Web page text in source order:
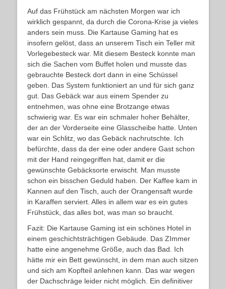
Auf das Frühstück am nächsten Morgen war ich
wirklich gespannt, da durch die Corona-Krise ja vieles
anders sein muss. Die Kartause Gaming hat es
insofern gelöst, dass an unserem Tisch ein Teller mit
Vorlegebesteck war. Mit diesem Besteck konnte man
sich die Sachen vom Buffet holen und musste das
gebrauchte Besteck dort dann in eine Schüssel
geben. Das System funktioniert an und für sich ganz
gut. Das Gebäck war aus einem Spender zu
entnehmen, was ohne eine Brotzange etwas
schwierig war. Es war ein schmaler hoher Behälter,
der an der Vorderseite eine Glasscheibe hatte. Unten
war ein Schlitz, wo das Gebäck nachrutschte. Ich
befürchte, dass da der eine oder andere Gast schon
mit der Hand reingegriffen hat, damit er die
gewünschte Gebäcksorte erwischt. Man musste
schon ein bisschen Geduld haben. Der Kaffee kam in
Kannen auf den Tisch, auch der Orangensaft wurde
in Karaffen serviert. Alles in allem war es ein gutes
Frühstück, das alles bot, was man so braucht.
Fazit: Die Kartause Gaming ist ein schönes Hotel in
einem geschichtsträchtigen Gebäude. Das ZImmer
hatte eine angenehme Größe, auch das Bad. Ich
hätte mir ein Bett gewünscht, in dem man auch sitzen
und sich am Kopfteil anlehnen kann. Das war wegen
der Dachschräge leider nicht möglich. Ein definitiver